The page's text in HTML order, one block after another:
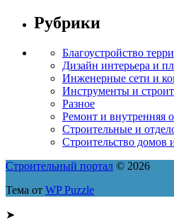
Рубрики
Благоустройство
Дизайн интерьера и
Инженерные сети и
Инструменты и
Разное
Ремонт и внутренняя
Строительные и
Строительство домов
Строительный портал © 2026
Тема от WP Puzzle
➤